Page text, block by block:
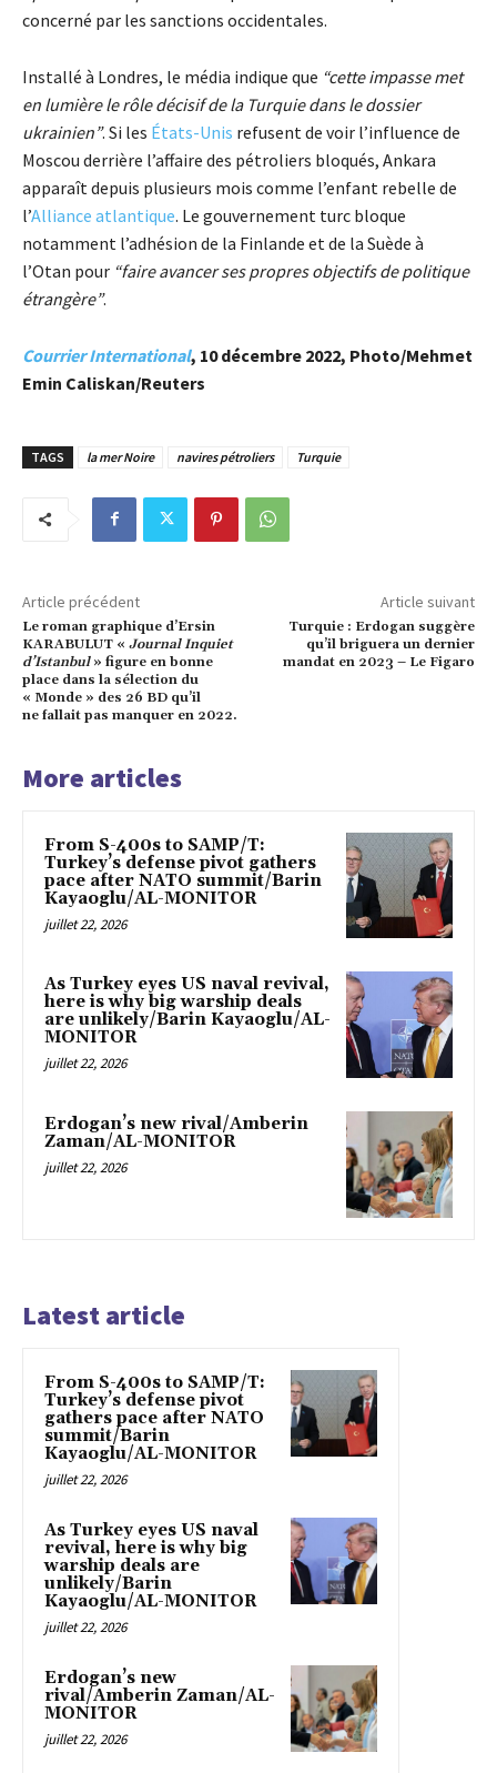
concerné par les sanctions occidentales.
Installé à Londres, le média indique que “cette impasse met
en lumière le rôle décisif de la Turquie dans le dossier
ukrainien”. Si les États-Unis refusent de voir l’influence de
Moscou derrière l’affaire des pétroliers bloqués, Ankara
apparaît depuis plusieurs mois comme l’enfant rebelle de
l’Alliance atlantique. Le gouvernement turc bloque
notamment l’adhésion de la Finlande et de la Suède à
l’Otan pour “faire avancer ses propres objectifs de politique
étrangère”.
Courrier International, 10 décembre 2022, Photo/Mehmet
Emin Caliskan/Reuters
TAGS la mer Noire navires pétroliers Turquie
Article précédent
Le roman graphique d’Ersin
KARABULUT « Journal Inquiet
d’Istanbul» figure en bonne
place dans la sélection du
« Monde » des 26 BD qu’il
ne fallait pas manquer en 2022.
Article suivant
Turquie : Erdogan suggère
qu’il briguera un dernier
mandat en 2023 – Le Figaro
More articles
From S-400s to SAMP/T:
Turkey’s defense pivot gathers
pace after NATO summit/Barin
Kayaoglu/AL-MONITOR
juillet 22, 2026
As Turkey eyes US naval revival,
here is why big warship deals
are unlikely/Barin Kayaoglu/AL-
MONITOR
juillet 22, 2026
Erdogan’s new rival/Amberin
Zaman/AL-MONITOR
juillet 22, 2026
Latest article
From S-400s to SAMP/T:
Turkey’s defense pivot
gathers pace after NATO
summit/Barin
Kayaoglu/AL-MONITOR
juillet 22, 2026
As Turkey eyes US naval
revival, here is why big
warship deals are
unlikely/Barin
Kayaoglu/AL-MONITOR
juillet 22, 2026
Erdogan’s new
rival/Amberin Zaman/AL-
MONITOR
juillet 22, 2026